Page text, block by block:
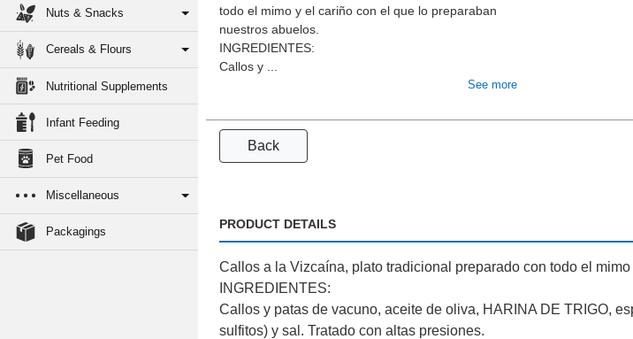
Nuts & Snacks
Cereals & Flours
Nutritional Supplements
Infant Feeding
Pet Food
Miscellaneous
Packagings
todo el mimo y el cariño con el que lo preparaban
nuestros abuelos.
INGREDIENTES:
Callos y ...
See more
Back
PRODUCT DETAILS
Callos a la Vizcaína, plato tradicional preparado con todo el
INGREDIENTES:
Callos y patas de vacuno, aceite de oliva, HARINA DE TRIGO,
sulfitos) y sal. Tratado con altas presiones.